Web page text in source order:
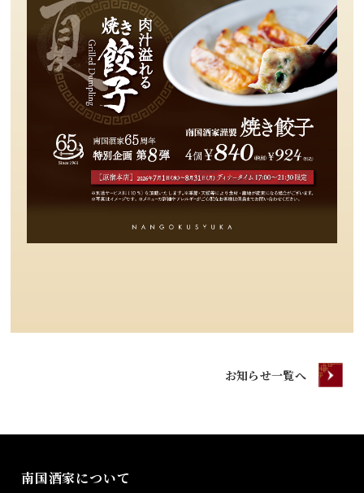
お知らせ一覧へ
南国酒家について